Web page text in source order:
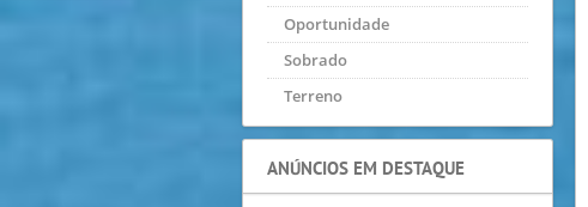
Oportunidade
Sobrado
Terreno
ANÚNCIOS EM DESTAQUE